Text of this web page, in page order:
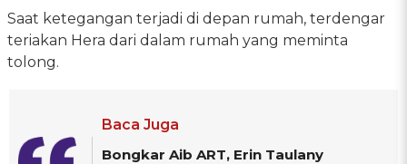
Saat ketegangan terjadi di depan rumah, terdengar
teriakan Hera dari dalam rumah yang meminta
tolong.
Baca Juga
Bongkar Aib ART, Erin Taulany